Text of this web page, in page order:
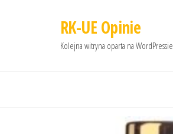
RK-UE Opinie
Kolejna witryna oparta na WordPressie